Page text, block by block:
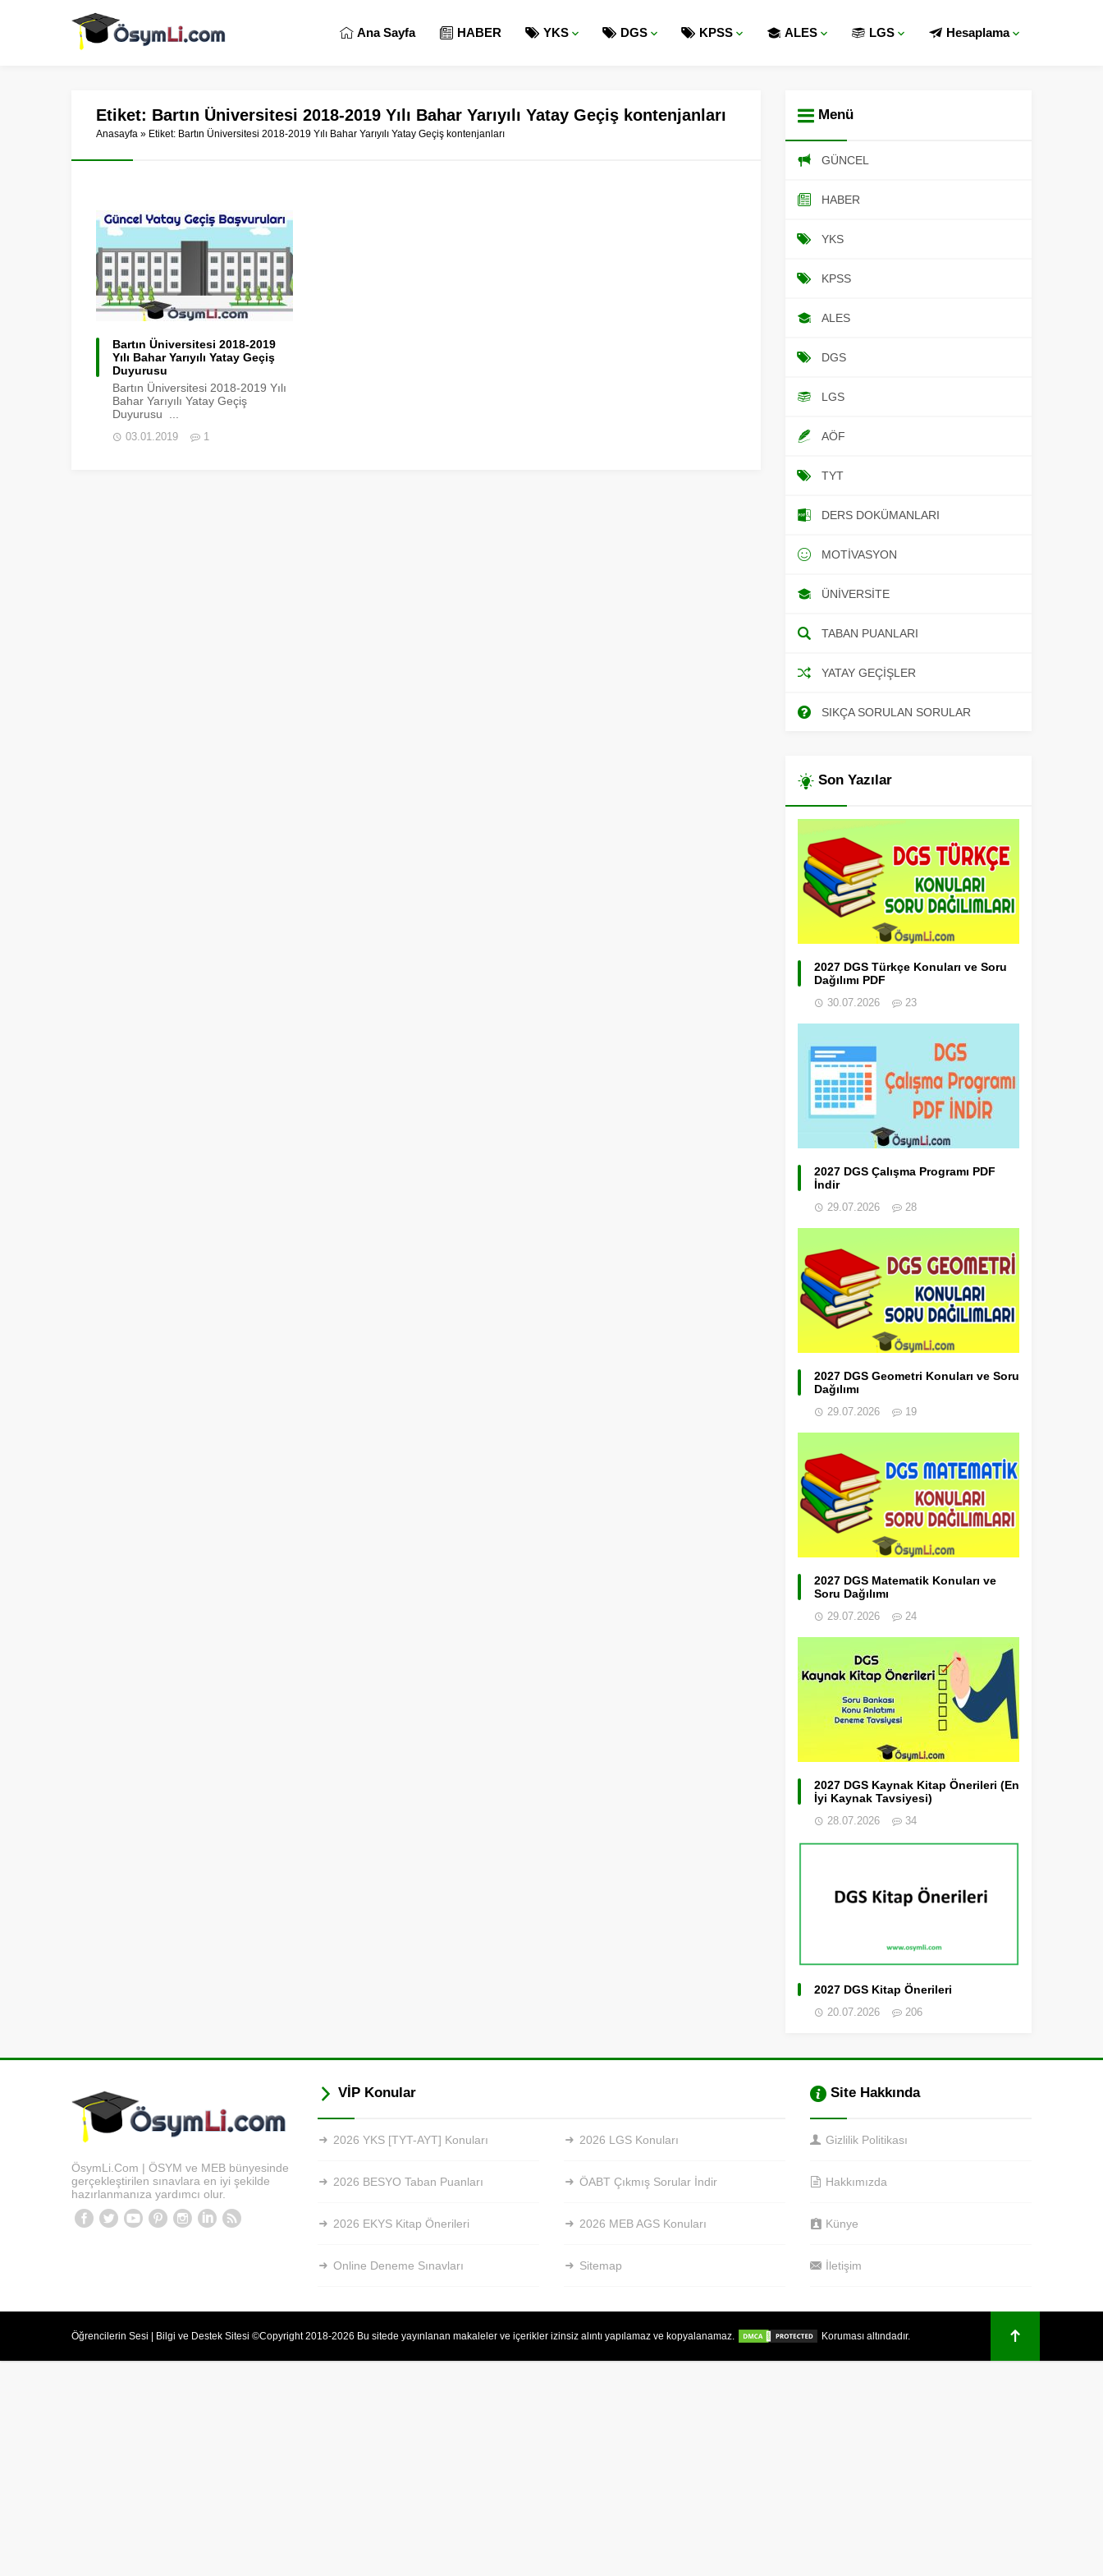
Ana Sayfa HABER YKS DGS KPSS ALES LGS Hesaplama
Etiket: Bartın Üniversitesi 2018-2019 Yılı Bahar Yarıyılı Yatay Geçiş kontenjanları
Anasayfa » Etiket: Bartın Üniversitesi 2018-2019 Yılı Bahar Yarıyılı Yatay Geçiş kontenjanları
Bartın Üniversitesi 2018-2019
Yılı Bahar Yarıyılı Yatay Geçiş
Duyurusu
Bartın Üniversitesi 2018-2019 Yılı
Bahar Yarıyılı Yatay Geçiş
Duyurusu ...
03.01.2019 1
Menü
GÜNCEL
HABER
YKS
KPSS
ALES
DGS
LGS
AÖF
TYT
DERS DOKÜMANLARI
MOTIVASYON
ÜNIVERSITE
TABAN PUANLARI
YATAY GEÇIŞLER
SIKÇA SORULAN SORULAR
Son Yazılar
2027 DGS Türkçe Konuları ve Soru
Dağılımı PDF
30.07.2026 23
2027 DGS Çalışma Programı PDF
İndir
29.07.2026 28
2027 DGS Geometri Konuları ve Soru
Dağılımı
29.07.2026 19
2027 DGS Matematik Konuları ve
Soru Dağılımı
29.07.2026 24
2027 DGS Kaynak Kitap Önerileri (En
İyi Kaynak Tavsiyesi)
28.07.2026 34
2027 DGS Kitap Önerileri
20.07.2026 206
ÖsymLi.Com | ÖSYM ve MEB bünyesinde
gerçekleştirilen sınavlara en iyi şekilde
hazırlanmanıza yardımcı olur.
VİP Konular
2026 YKS [TYT-AYT] Konuları 2026 LGS Konuları
2026 BESYO Taban Puanları ÖABT Çıkmış Sorular İndir
2026 EKYS Kitap Önerileri 2026 MEB AGS Konuları
Online Deneme Sınavları Sitemap
Site Hakkında
Gizlilik Politikası
Hakkımızda
Künye
İletişim
Öğrencilerin Sesi | Bilgi ve Destek Sitesi ©Copyright 2018-2026 Bu sitede yayınlanan makaleler ve içerikler izinsiz alıntı yapılamaz ve kopyalanamaz. Koruması altındadır.